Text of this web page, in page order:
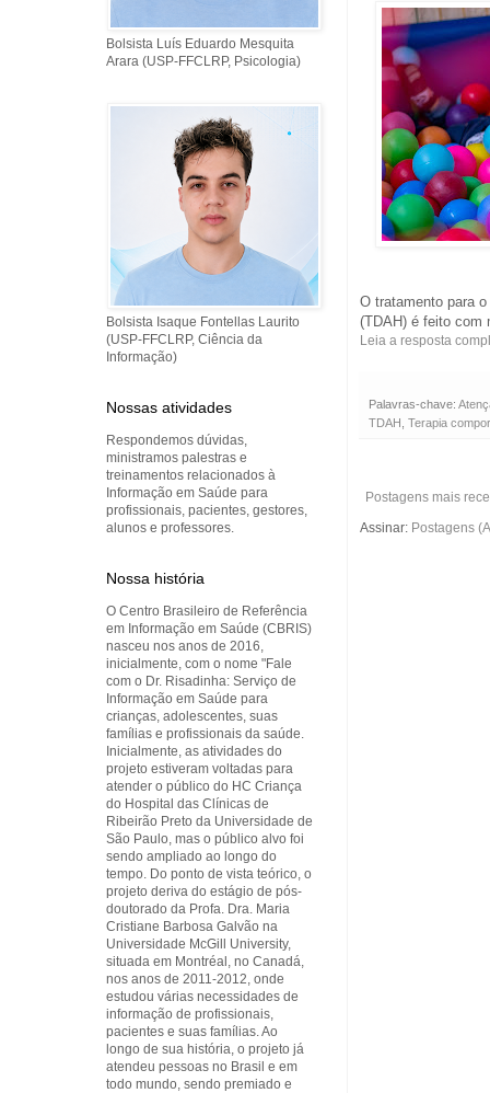
O tratamento para
(TDAH) é feito com
Leia a resposta
Palavras-chave:
TDAH ,Terapia
Postagens mais
Assinar: Postagens
Bolsista Luís Eduardo Mesquita
Arara (USP-FFCLRP, Psicologia)
Bolsista Isaque Fontellas Laurito
(USP-FFCLRP, Ciência da
Informação)
Nossas atividades
Respondemos dúvidas,
ministramos palestras e
treinamentos relacionados à
Informação em Saúde para
profissionais, pacientes, gestores,
alunos e professores.
Nossa história
O Centro Brasileiro de Referência
em Informação em Saúde (CBRIS)
nasceu nos anos de 2016,
inicialmente, com o nome "Fale
com o Dr. Risadinha: Serviço de
Informação em Saúde para
crianças, adolescentes, suas
famílias e profissionais da saúde.
Inicialmente, as atividades do
projeto estiveram voltadas para
atender o público do HC Criança
do Hospital das Clínicas de
Ribeirão Preto da Universidade de
São Paulo, mas o público alvo foi
sendo ampliado ao longo do
tempo. Do ponto de vista teórico, o
projeto deriva do estágio de pós-
doutorado da Profa. Dra. Maria
Cristiane Barbosa Galvão na
Universidade McGill University,
situada em Montréal, no Canadá,
nos anos de 2011-2012, onde
estudou várias necessidades de
informação de profissionais,
pacientes e suas famílias. Ao
longo de sua história, o projeto já
atendeu pessoas no Brasil e em
todo mundo, sendo premiado e